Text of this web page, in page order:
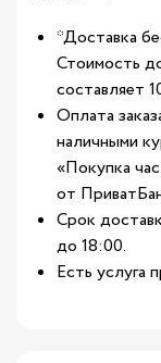
*Доставка
Стоимость
составляет
Оплата
наличными
«Покупка
от
Срок
до 18:00.
Есть услуга